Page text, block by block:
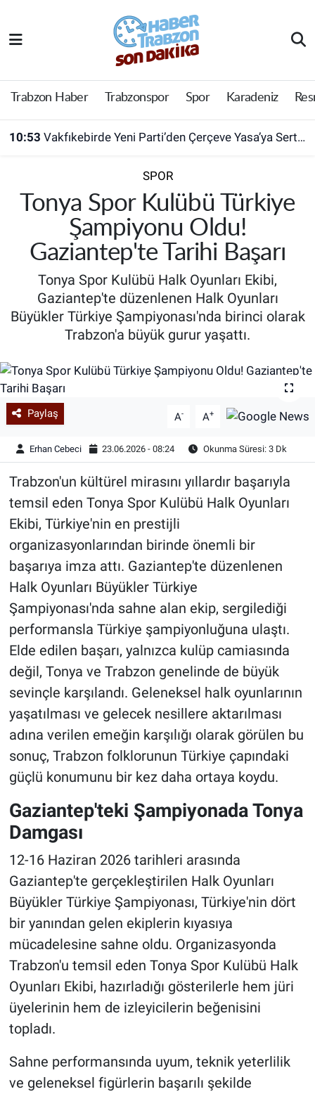
Trabzon Haber Trabzonspor Spor Karadeniz
10:53 Vakfıkebirde Yeni Parti’den Çerçeve Yasa’ya Sert Tepki
SPOR
Tonya Spor Kulübü Türkiye
Şampiyonu Oldu!
Gaziantep'te Tarihi Başarı
Tonya Spor Kulübü Halk Oyunları Ekibi,
Gaziantep'te düzenlenen Halk Oyunları
Büyükler Türkiye Şampiyonası'nda birinci olarak
Trabzon'a büyük gurur yaşattı.
Paylaş A- A+
Erhan Cebeci 23.06.2026 - 08:24 Okunma Süresi: 3 Dk
Trabzon'un kültürel mirasını yıllardır başarıyla
temsil eden Tonya Spor Kulübü Halk Oyunları
Ekibi, Türkiye'nin en prestijli
organizasyonlarından birinde önemli bir
başarıya imza attı. Gaziantep'te düzenlenen
Halk Oyunları Büyükler Türkiye
Şampiyonası'nda sahne alan ekip, sergilediği
performansla Türkiye şampiyonluğuna ulaştı.
Elde edilen başarı, yalnızca kulüp camiasında
değil, Tonya ve Trabzon genelinde de büyük
sevinçle karşılandı. Geleneksel halk oyunlarının
yaşatılması ve gelecek nesillere aktarılması
adına verilen emeğin karşılığı olarak görülen bu
sonuç, Trabzon folklorunun Türkiye çapındaki
güçlü konumunu bir kez daha ortaya koydu.
Gaziantep'teki Şampiyonada Tonya
Damgası
12-16 Haziran 2026 tarihleri arasında
Gaziantep'te gerçekleştirilen Halk Oyunları
Büyükler Türkiye Şampiyonası, Türkiye'nin dört
bir yanından gelen ekiplerin kıyasıya
mücadelesine sahne oldu. Organizasyonda
Trabzon'u temsil eden Tonya Spor Kulübü Halk
Oyunları Ekibi, hazırladığı gösterilerle hem jüri
üyelerinin hem de izleyicilerin beğenisini
topladı.
Sahne performansında uyum, teknik yeterlilik
ve geleneksel figürlerin başarılı şekilde
Trabzon Haber
Trabzonspor
Resmi Reklam
Yazarlar
Trabzon Nöbetçi Eczaneler
Trabzon Hava Durumu
Süper Lig Puan Durumu ve Fikstür
Tüm Manşetler
Son Dakika Haberleri
Haber Arşivi